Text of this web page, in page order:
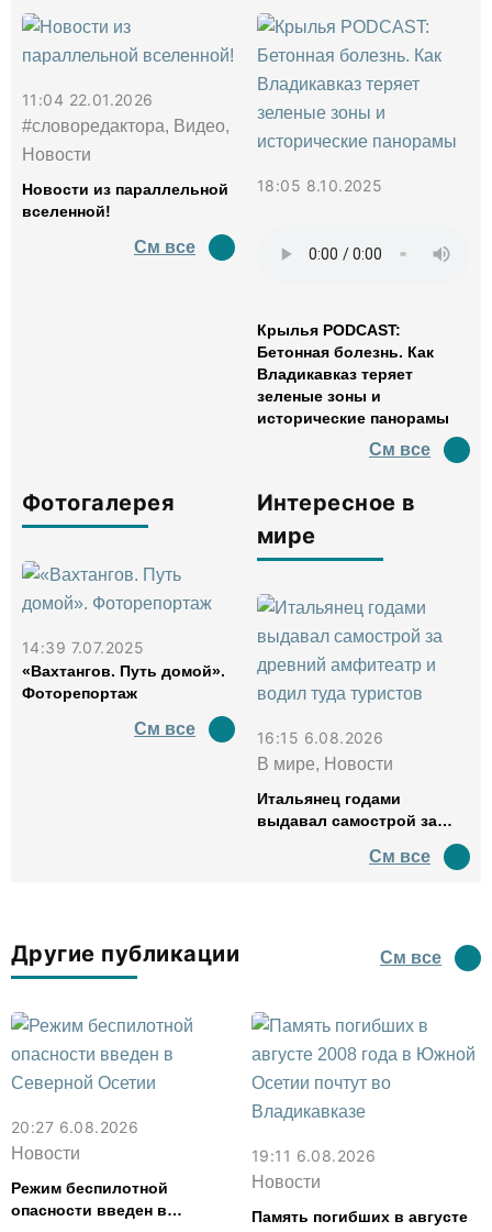
11:04 22.01.2026
#словоредактора, Видео,
Новости
Новости из параллельной
вселенной!
См все
18:05 8.10.2025
Крылья PODCAST:
Бетонная болезнь. Как
Владикавказ теряет
зеленые зоны и
исторические панорамы
См все
Фотогалерея
14:39 7.07.2025
«Вахтангов. Путь домой».
Фоторепортаж
См все
Интересное в
мире
16:15 6.08.2026
В мире, Новости
Итальянец годами
выдавал самострой за
водил туда туристов
См все
Другие публикации См все
20:27 6.08.2026
Новости
Режим беспилотной
опасности введен в
19:11 6.08.2026
Новости
Память погибших в августе